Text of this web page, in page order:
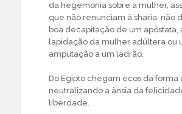
da hegemonia sobre a mulher,
que não renunciam à sharia, não
boa decapitação de um apóstata,
lapidação da mulher adúltera ou
amputação a um ladrão.
Do Egipto chegam ecos da forma
neutralizando a ânsia da
liberdade.